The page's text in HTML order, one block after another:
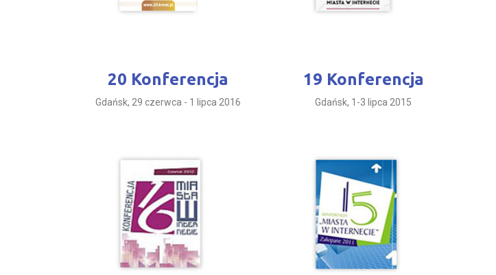
20 Konferencja
Gdańsk, 29 czerwca - 1 lipca 2016
19 Konferencja
Gdańsk, 1-3 lipca 2015